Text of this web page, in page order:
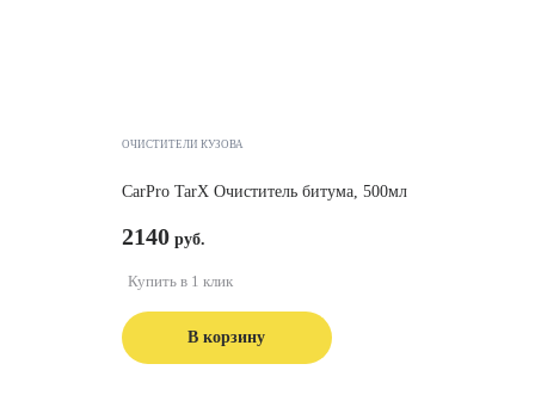
ОЧИСТИТЕЛИ КУЗОВА
CarPro TarX Очиститель битума, 500мл
2140
В корзину
Купить в 1 клик